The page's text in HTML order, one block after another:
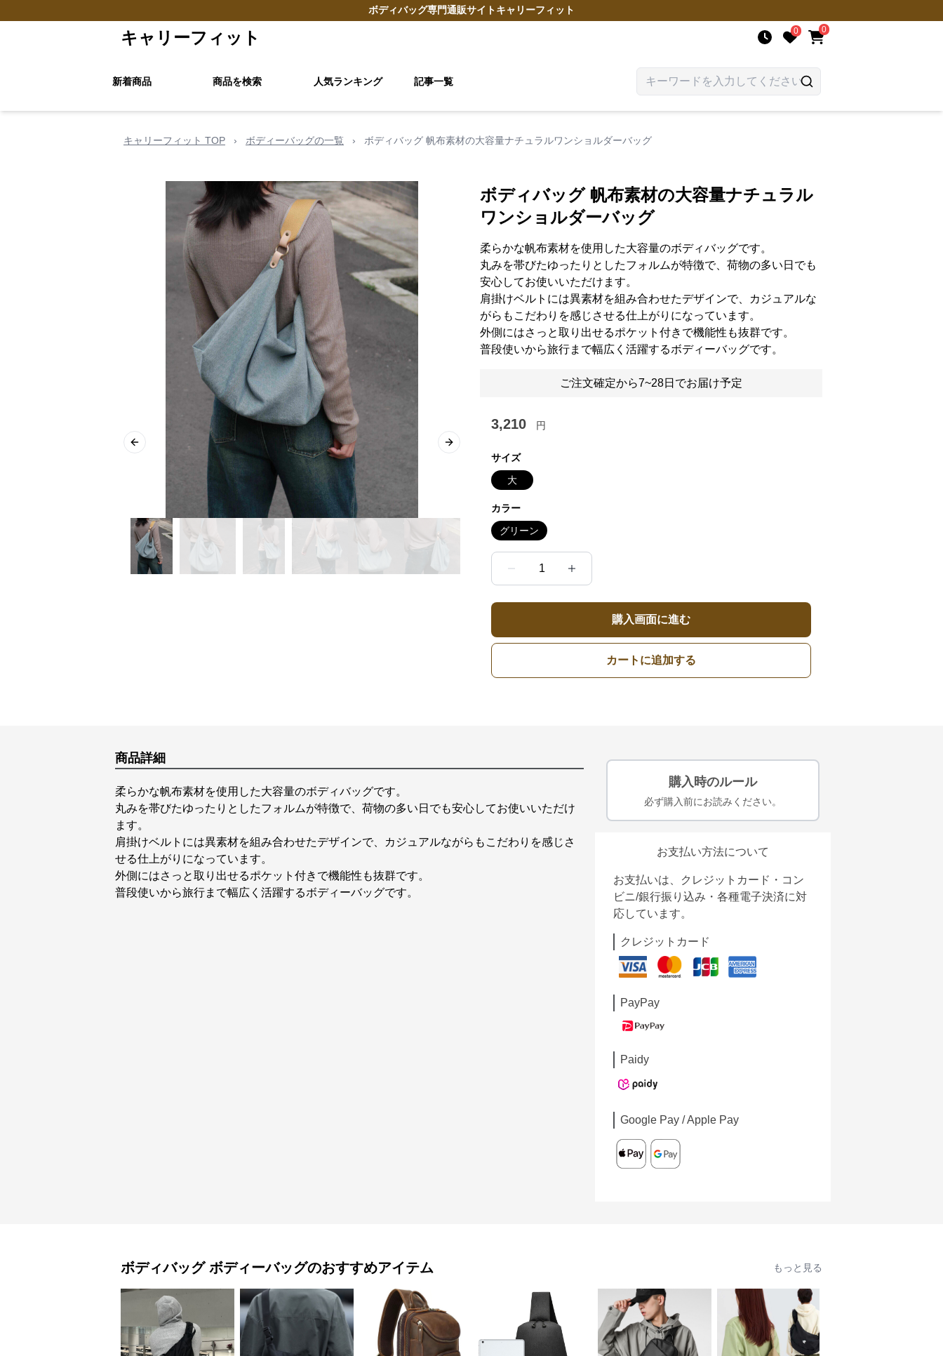
ボディバッグ専門通販サイトキャリーフィット
キャリーフィット 0 0
新着商品 商品を検索 人気ランキング 記事一覧
キャリーフィット TOP › ボディーバッグの一覧 › ボディバッグ 帆布素材の大容量ナチュラルワンショルダーバッグ
Previous slide Next slide
ボディバッグ 帆布素材の大容量ナチュラル
ワンショルダーバッグ
柔らかな帆布素材を使用した大容量のボディバッグです。
丸みを帯びたゆったりとしたフォルムが特徴で、荷物の多い日でも
安心してお使いいただけます。
肩掛けベルトには異素材を組み合わせたデザインで、カジュアルな
がらもこだわりを感じさせる仕上がりになっています。
外側にはさっと取り出せるポケット付きで機能性も抜群です。
普段使いから旅行まで幅広く活躍するボディーバッグです。
ご注文確定から7~28日でお届け予定
3,210 円
サイズ
大
カラー
グリーン
1
購入画面に進む
カートに追加する
商品詳細
柔らかな帆布素材を使用した大容量のボディバッグです。
丸みを帯びたゆったりとしたフォルムが特徴で、荷物の多い日でも安心してお使いいただけ
ます。
肩掛けベルトには異素材を組み合わせたデザインで、カジュアルながらもこだわりを感じさ
せる仕上がりになっています。
外側にはさっと取り出せるポケット付きで機能性も抜群です。
普段使いから旅行まで幅広く活躍するボディーバッグです。
購入時のルール
必ず購入前にお読みください。
お支払い方法について
お支払いは、クレジットカード・コン
ビニ/銀行振り込み・各種電子決済に対
応しています。
クレジットカード
PayPay
Paidy
Google Pay / Apple Pay
ボディバッグ ボディーバッグのおすすめアイテム もっと見る